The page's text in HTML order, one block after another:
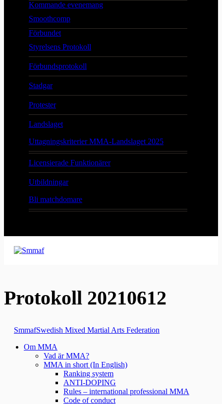
Kommande evenemang
Smoothcomp
Förbundet
Styrelsens Protokoll
Förbundsprotokoll
Stadgar
Protester
Landslaget
Uttagningskriterier MMA-Landslaget 2025
Licensierade Funktionärer
Utbildningar
Bli matchdomare
Protokoll 20210612
SmmafSwedish Mixed Martial Arts Federation
Om MMA
Vad är MMA?
MMA in short (In English)
Ranking system
ANTI-DOPING
Rules – international professional MMA
Code of conduct